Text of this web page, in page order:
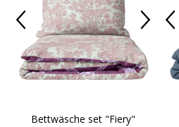
Bettwäsche set "Fiery"